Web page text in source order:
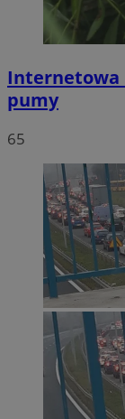
Internetowa
pumy
65